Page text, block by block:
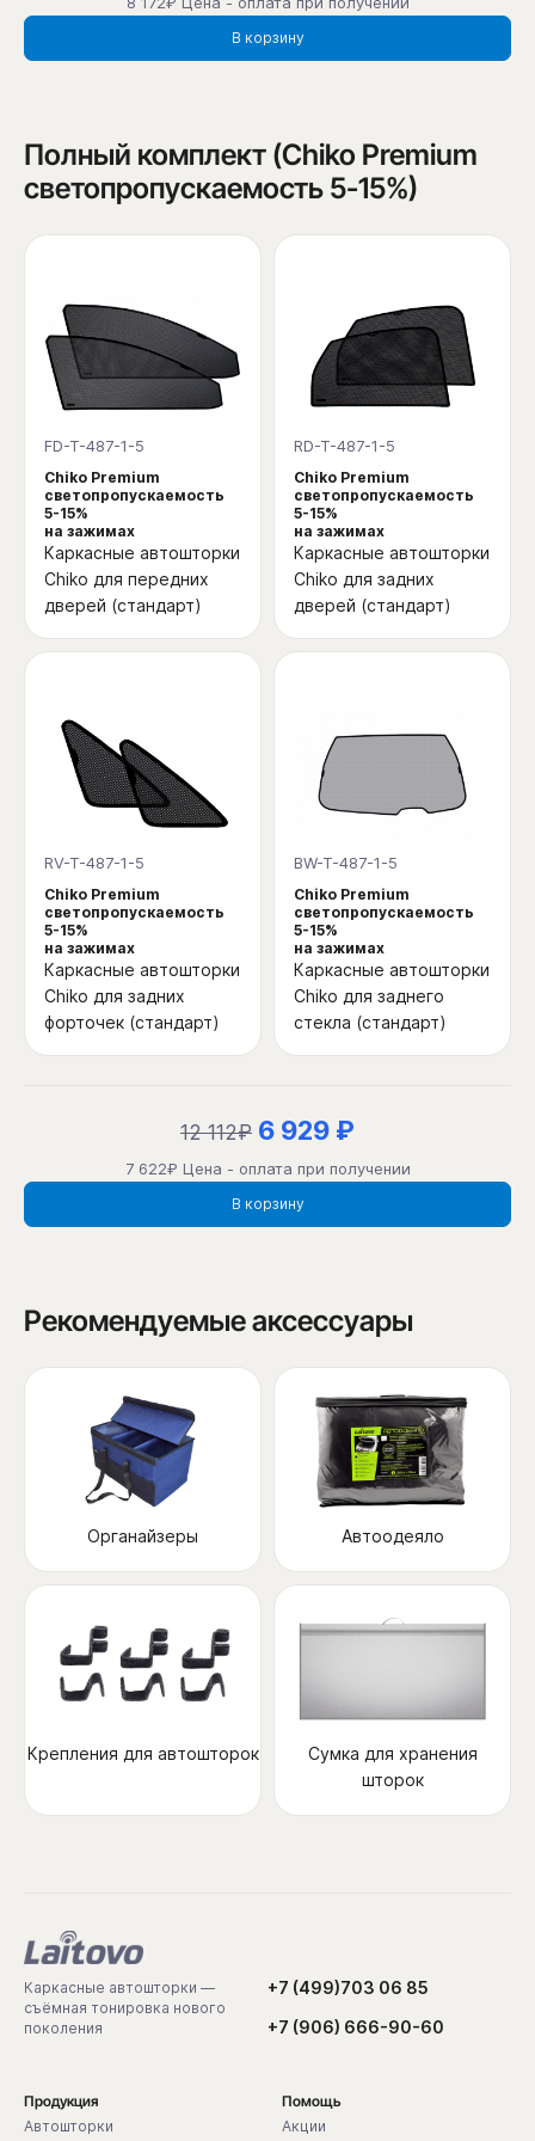
В корзину
Полный комплект (Chiko Premium
светопропускаемость 5-15%)
FD-T-487-1-5
Chiko Premium
светопропускаемость
5-15%
на зажимах
Каркасные автошторки
Chiko для передних
дверей (стандарт)
RD-T-487-1-5
Chiko Premium
светопропускаемость
5-15%
на зажимах
Каркасные автошторки
Chiko для задних
дверей (стандарт)
RV-T-487-1-5
Chiko Premium
светопропускаемость
5-15%
на зажимах
Каркасные автошторки
Chiko для задних
форточек (стандарт)
BW-T-487-1-5
Chiko Premium
светопропускаемость
5-15%
на зажимах
Каркасные автошторки
Chiko для заднего
стекла (стандарт)
12 112₽ 6 929 ₽
7 622₽ Цена - оплата при получении
В корзину
Рекомендуемые аксессуары
Органайзеры Автоодеяло
Крепления для автошторок
Сумка для хранения
шторок
Каркасные автошторки —
съёмная тонировка нового
поколения
+7 (499)703 06 85
+7 (906) 666-90-60
Продукция
Автошторки
Помощь
Акции